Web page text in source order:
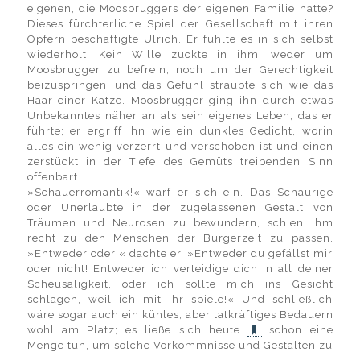
eigenen, die Moosbruggers der eigenen Familie hatte?
Dieses fürchterliche Spiel der Gesellschaft mit ihren
Opfern beschäftigte Ulrich. Er fühlte es in sich selbst
wiederholt. Kein Wille zuckte in ihm, weder um
Moosbrugger zu befrein, noch um der Gerechtigkeit
beizuspringen, und das Gefühl sträubte sich wie das
Haar einer Katze. Moosbrugger ging ihn durch etwas
Unbekanntes näher an als sein eigenes Leben, das er
führte; er ergriff ihn wie ein dunkles Gedicht, worin
alles ein wenig verzerrt und verschoben ist und einen
zerstückt in der Tiefe des Gemüts treibenden Sinn
offenbart.
»Schauerromantik!« warf er sich ein. Das Schaurige
oder Unerlaubte in der zugelassenen Gestalt von
Träumen und Neurosen zu bewundern, schien ihm
recht zu den Menschen der Bürgerzeit zu passen.
»Entweder oder!« dachte er. »Entweder du gefällst mir
oder nicht! Entweder ich verteidige dich in all deiner
Scheusäligkeit, oder ich sollte mich ins Gesicht
schlagen, weil ich mit ihr spiele!« Und schließlich
wäre sogar auch ein kühles, aber tatkräftiges Bedauern
wohl am Platz; es ließe sich heute
schon eine
Menge tun, um solche Vorkommnisse und Gestalten zu